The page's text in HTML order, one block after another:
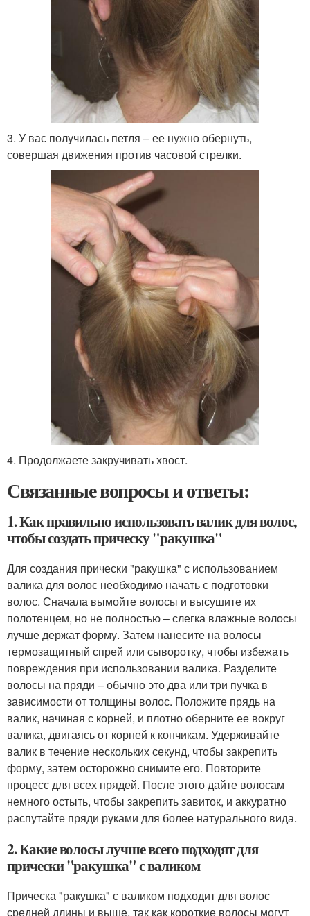
3. У вас получилась петля – ее нужно обернуть,
совершая движения против часовой стрелки.
4. Продолжаете закручивать хвост.
Связанные вопросы и ответы:
1. Как правильно использовать валик для волос,
чтобы создать прическу "ракушка"
Для создания прически "ракушка" с использованием
валика для волос необходимо начать с подготовки
волос. Сначала вымойте волосы и высушите их
полотенцем, но не полностью – слегка влажные волосы
лучше держат форму. Затем нанесите на волосы
термозащитный спрей или сыворотку, чтобы избежать
повреждения при использовании валика. Разделите
волосы на пряди – обычно это два или три пучка в
зависимости от толщины волос. Положите прядь на
валик, начиная с корней, и плотно оберните ее вокруг
валика, двигаясь от корней к кончикам. Удерживайте
валик в течение нескольких секунд, чтобы закрепить
форму, затем осторожно снимите его. Повторите
процесс для всех прядей. После этого дайте волосам
немного остыть, чтобы закрепить завиток, и аккуратно
распутайте пряди руками для более натурального вида.
2. Какие волосы лучше всего подходят для
прически "ракушка" с валиком
Прическа "ракушка" с валиком подходит для волос
средней длины и выше, так как короткие волосы могут